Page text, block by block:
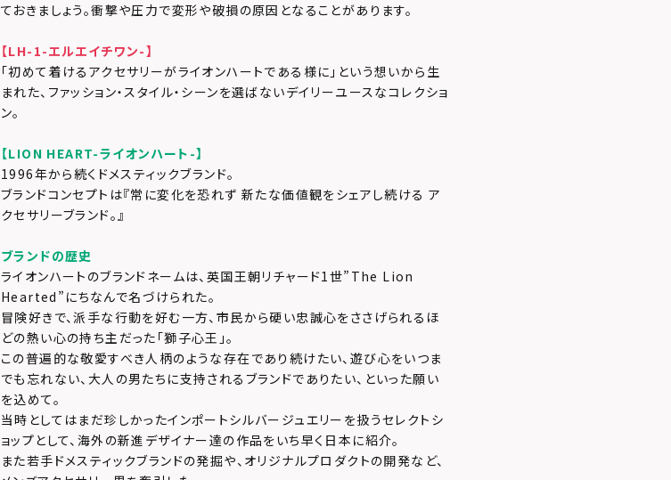
ておきましょう。衝撃や圧力で変形や破損の原因となることがあります。
【LH-1-エルエイチワン-】
「初めて着けるアクセサリーがライオンハートである様に」という想いから生
まれた、ファッション・スタイル・シーンを選ばないデイリーユースなコレクショ
ン。
【LION HEART-ライオンハート-】
1996年から続くドメスティックブランド。
ブランドコンセプトは『常に変化を恐れず 新たな価値観をシェアし続ける ア
クセサリーブランド。』
ブランドの歴史
ライオンハートのブランドネームは、英国王朝リチャード1世”The Lion
Hearted”にちなんで名づけられた。
冒険好きで、派手な行動を好む一方、市民から硬い忠誠心をささげられるほ
どの熱い心の持ち主だった「獅子心王」。
この普遍的な敬愛すべき人柄のような存在であり続けたい、遊び心をいつま
でも忘れない、大人の男たちに支持されるブランドでありたい、といった願い
を込めて。
当時としてはまだ珍しかったインポートシルバージュエリーを扱うセレクトシ
ョップとして、海外の新進デザイナー達の作品をいち早く日本に紹介。
また若手ドメスティックブランドの発掘や、オリジナルプロダクトの開発など、